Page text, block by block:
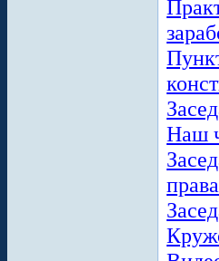
Наш
права